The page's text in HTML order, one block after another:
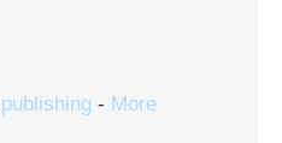
publishing - More